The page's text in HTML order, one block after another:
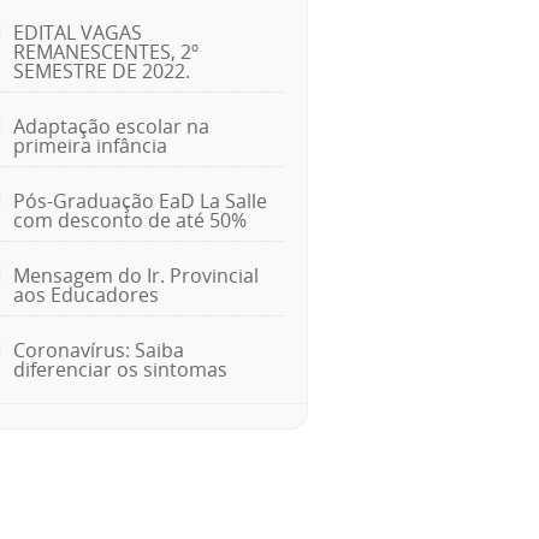
EDITAL VAGAS
REMANESCENTES, 2º
SEMESTRE DE 2022.
Adaptação escolar na
primeira infância
Pós-Graduação EaD La Salle
com desconto de até 50%
Mensagem do Ir. Provincial
aos Educadores
Coronavírus: Saiba
diferenciar os sintomas